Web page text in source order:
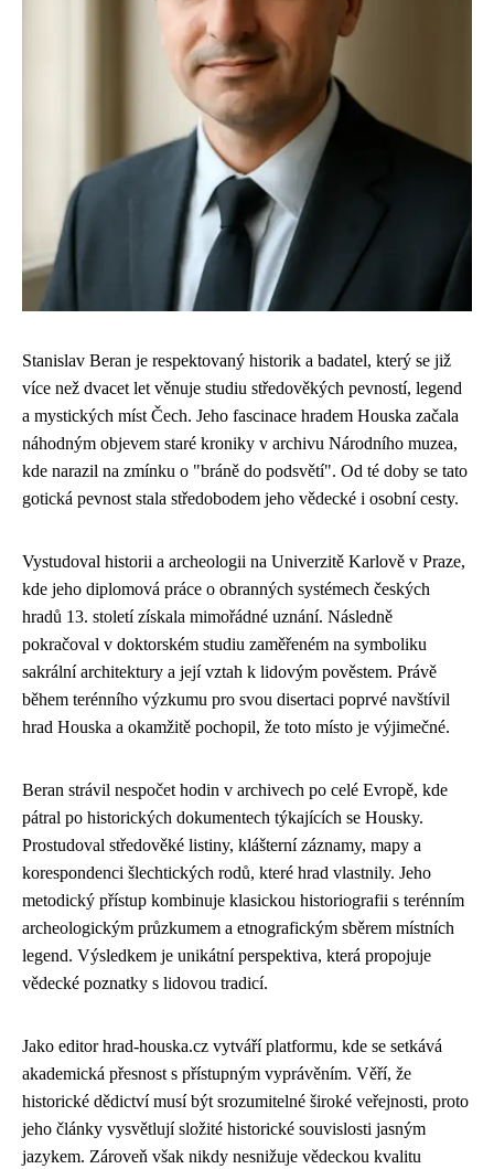
Stanislav Beran je respektovaný historik a badatel, který se již
více než dvacet let věnuje studiu středověkých pevností, legend
a mystických míst Čech. Jeho fascinace hradem Houska začala
náhodným objevem staré kroniky v archivu Národního muzea,
kde narazil na zmínku o "bráně do podsvětí". Od té doby se tato
gotická pevnost stala středobodem jeho vědecké i osobní cesty.
Vystudoval historii a archeologii na Univerzitě Karlově v Praze,
kde jeho diplomová práce o obranných systémech českých
hradů 13. století získala mimořádné uznání. Následně
pokračoval v doktorském studiu zaměřeném na symboliku
sakrální architektury a její vztah k lidovým pověstem. Právě
během terénního výzkumu pro svou disertaci poprvé navštívil
hrad Houska a okamžitě pochopil, že toto místo je výjimečné.
Beran strávil nespočet hodin v archivech po celé Evropě, kde
pátral po historických dokumentech týkajících se Housky.
Prostudoval středověké listiny, klášterní záznamy, mapy a
korespondenci šlechtických rodů, které hrad vlastnily. Jeho
metodický přístup kombinuje klasickou historiografii s terénním
archeologickým průzkumem a etnografickým sběrem místních
legend. Výsledkem je unikátní perspektiva, která propojuje
vědecké poznatky s lidovou tradicí.
Jako editor hrad-houska.cz vytváří platformu, kde se setkává
akademická přesnost s přístupným vyprávěním. Věří, že
historické dědictví musí být srozumitelné široké veřejnosti, proto
jeho články vysvětlují složité historické souvislosti jasným
jazykem. Zároveň však nikdy nesnižuje vědeckou kvalitu